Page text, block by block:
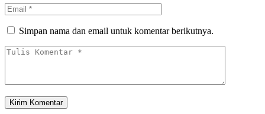
Simpan nama dan email untuk komentar berikutnya.